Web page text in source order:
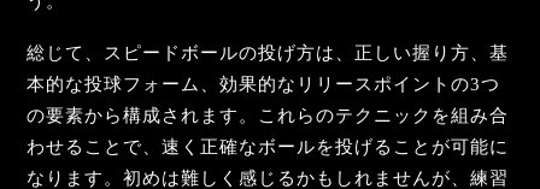
総じて、スピードボールの投げ方は、正しい握り方、基
本的な投球フォーム、効果的なリリースポイントの3つ
の要素から構成されます。これらのテクニックを組み合
わせることで、速く正確なボールを投げることが可能に
なります。初めは難しく感じるかもしれませんが、練習